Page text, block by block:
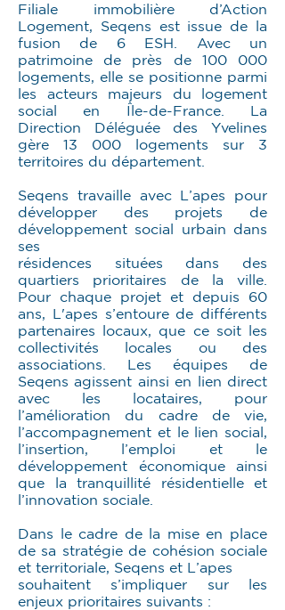
Filiale immobilière d’Action
Logement, Seqens est issue de la
fusion de 6 ESH. Avec un
patrimoine de près de 100 000
logements, elle se positionne parmi
les acteurs majeurs du logement
social en Île-de-France. La
Direction Déléguée des Yvelines
gère 13 000 logements sur 3
territoires du département.
Seqens travaille avec L’apes pour
développer des projets de
développement social urbain dans
ses
résidences situées dans des
quartiers prioritaires de la ville.
Pour chaque projet et depuis 60
ans, L'apes s’entoure de différents
partenaires locaux, que ce soit les
collectivités locales ou des
associations. Les équipes de
Seqens agissent ainsi en lien direct
avec les locataires, pour
l’amélioration du cadre de vie,
l’accompagnement et le lien social,
l’insertion, l’emploi et le
développement économique ainsi
que la tranquillité résidentielle et
l’innovation sociale.
Dans le cadre de la mise en place
de sa stratégie de cohésion sociale
et territoriale, Seqens et L’apes
souhaitent s’impliquer sur les
enjeux prioritaires suivants :